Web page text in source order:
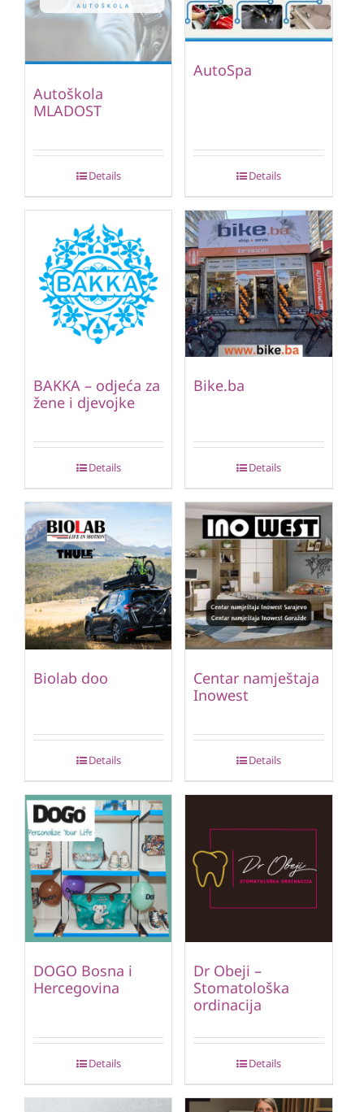
Autoškola
MLADOST
Details
AutoSpa
Details
BAKKA – odjeća za
žene i djevojke
Details
Bike.ba
Details
Biolab doo
Details
Centar namještaja
Inowest
Details
DOGO Bosna i
Hercegovina
Details
Dr Obeji –
Stomatološka
ordinacija
Details